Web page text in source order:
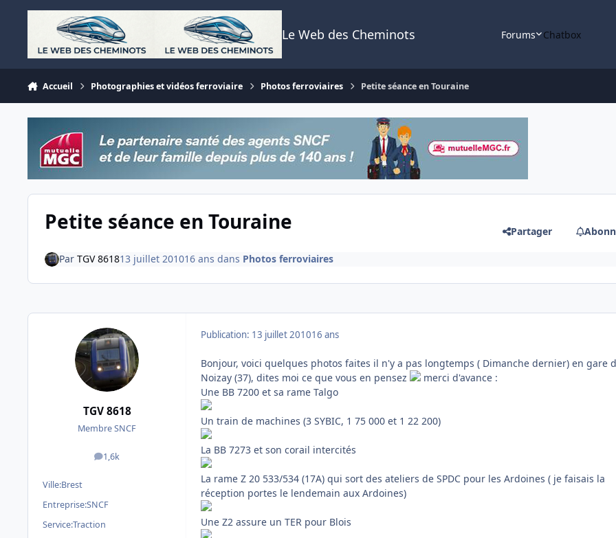
Aller au contenu
Le Web des Cheminots Forums Chatbox
Accueil Photographies et vidéos ferroviaire Photos ferroviaires Petite séance en Touraine
Petite séance en Touraine Partager
Par TGV 861813 juillet 201016 ans dans Photos ferroviaires
TGV 8618
Membre SNCF
1,6k
messages
Ville:Brest
Entreprise:SNCF
Service:Traction
Publication: 13 juillet 201016 ans
Bonjour, voici quelques photos faites il n'y a pas longtemps ( Dimanche dernier) en gare
Noizay (37), dites moi ce que vous en pensez
merci d'avance :
Une BB 7200 et sa rame Talgo
Un train de machines (3 SYBIC, 1 75 000 et 1 22 200)
La BB 7273 et son corail intercités
La rame Z 20 533/534 (17A) qui sort des ateliers de SPDC pour les Ardoines ( je faisais la
réception portes le lendemain aux Ardoines)
Une Z2 assure un TER pour Blois